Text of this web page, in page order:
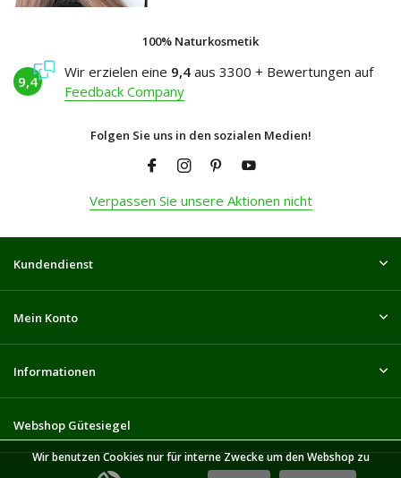
100% Naturkosmetik
9,4
Wir erzielen eine 9,4 aus 3300 + Bewertungen auf
Feedback Company
Folgen Sie uns in den sozialen Medien!
Verpassen Sie unsere Aktionen nicht
Kundendienst
Mein Konto
Informationen
Webshop Gütesiegel
Wir benutzen Cookies nur für interne Zwecke um den Webshop zu